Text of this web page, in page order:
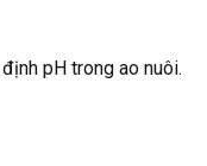
pH trong ao nuôi.